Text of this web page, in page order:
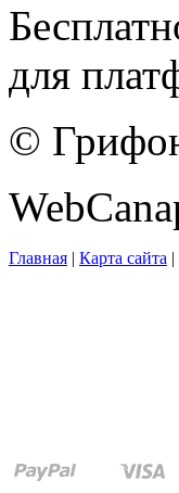
для
©
Главная | Карта сайта |